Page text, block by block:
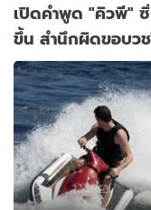
เปิดคำพูด "คิวพี" ซิ่
ขึ้น สำนึกผิดขอบวช